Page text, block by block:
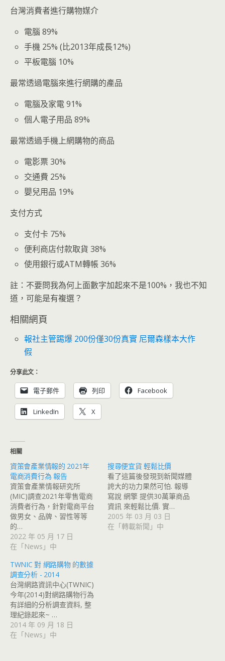
台灣消費者進行購物媒介
電腦 89%
手機 25% (比2013年成長12%)
平板電腦 10%
最常透過電腦來進行網購的產品
電腦及家電 91%
個人電子用品 89%
最常透過手機上網購物的商品
電影票 30%
交通費 25%
嬰兒用品 19%
支付方式
支付卡 75%
便利商店付款取貨 38%
使用銀行或ATM轉帳 36%
註：不要問我為何上面數字加起來不是100%，我也不知
道，可能是有複選？
相關網頁
報社主管踢爆 200份僅30份真實 尼爾森樣本大作
假
分享此文：
電子郵件 列印 Facebook
LinkedIn X
相關
資策會產業情報的 2021年
電商消費行為 報告
資策會產業情報研究所
(MIC)調查2021年零售電商
消費者行為，針對電商平台
做男女、品牌、習性等等
的…
2022 年 05 月 17 日
在「News」中
搜尋便宜貨 輕鬆比價
看了這篇後發現到新聞媒體
誇大的功力果然可怕. 報導
寫說 網擎 提供30萬筆商品
資訊 來輕鬆比價. 實…
2005 年 03 月 03 日
在「轉載新聞」中
TWNIC 對 網路購物 的數據
調查分析 - 2014
台灣網路資訊中心(TWNIC)
今年(2014)對網路購物行為
有詳細的分析調查資料, 整
理紀錄起來~ …
2014 年 09 月 18 日
在「News」中